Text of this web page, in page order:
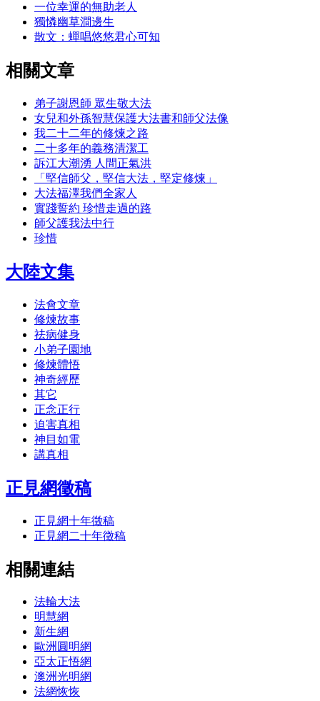
一位幸運的無助老人
獨憐幽草澗邊生
散文：蟬唱悠悠君心可知
相關文章
弟子謝恩師 眾生敬大法
女兒和外孫智慧保護大法書和師父法像
我二十二年的修煉之路
二十多年的義務清潔工
訴江大潮湧 人間正氣洪
「堅信師父，堅信大法，堅定修煉」
大法福澤我們全家人
實踐誓約 珍惜走過的路
師父護我法中行
珍惜
大陸文集
法會文章
修煉故事
祛病健身
小弟子園地
修煉體悟
神奇經歷
其它
正念正行
迫害真相
神目如電
講真相
正見網徵稿
正見網十年徵稿
正見網二十年徵稿
相關連結
法輪大法
明慧網
新生網
歐洲圓明網
亞太正悟網
澳洲光明網
法網恢恢